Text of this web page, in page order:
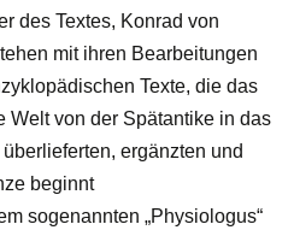
des Textes, Konrad von
mit ihren Bearbeitungen
Texte, die das
Welt von der Spätantike in das
ergänzten und
beginnt
sogenannten „Physiologus“